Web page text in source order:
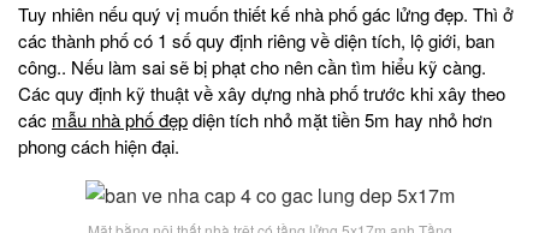
Tuy nhiên nếu quý vị muốn thiết kế nhà phố gác lửng đẹp. Thì ở
các thành phố có 1 số quy định riêng về diện tích, lộ giới, ban
công.. Nếu làm sai sẽ bị phạt cho nên cần tìm hiểu kỹ càng.
Các quy định kỹ thuật về xây dựng nhà phố trước khi xây theo
các mẫu nhà phố đẹpdiện tích nhỏ mặt tiền 5m hay nhỏ hơn
phong cách hiện đại.